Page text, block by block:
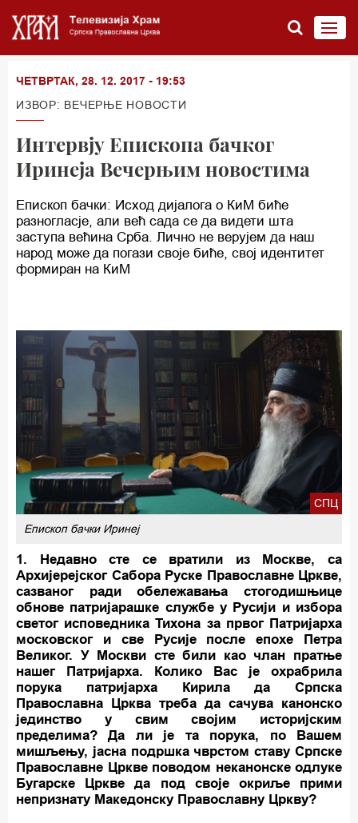
ЧЕТВРТАК, 28. 12. 2017 - 19:53
ИЗВОР: ВЕЧЕРЊЕ НОВОСТИ
Интервју Епископа бачког
Иринеја Вечерњим новостима
Епископ бачки: Исход дијалога о КиМ биће
разногласје, али већ сада се да видети шта
заступа већина Срба. Лично не верујем да наш
народ може да погази своје биће, свој идентитет
формиран на КиМ
СПЦ
Епископ бачки Иринеј
1. Недавно сте се вратили из Москве, са
Архијерејског Сабора Руске Православне Цркве,
сазваног ради обележавања стогодишњице
обнове патријарашке службе у Русији и избора
светог исповедника Тихона за првог Патријарха
московског и све Русије после епохе Петра
Великог. У Москви сте били као члан пратње
нашег Патријарха. Колико Вас је охрабрила
порука патријарха Кирила да Српска
Православна Црква треба да сачува канонско
јединство у свим својим историјским
пределима? Да ли је та порука, по Вашем
мишљењу, јасна подршка чврстом ставу Српске
Православне Цркве поводом неканонске одлуке
Бугарске Цркве да под своје окриље прими
непризнату Македонску Православну Цркву?